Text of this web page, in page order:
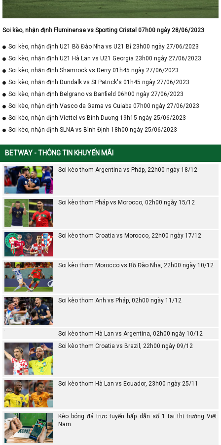
Soi kèo, nhận định Fluminense vs Sporting Cristal 07h00 ngày 28/06/2023
Soi kèo, nhận định U21 Bồ Đào Nha vs U21 Bỉ 23h00 ngày 27/06/2023
Soi kèo, nhận định U21 Hà Lan vs U21 Georgia 23h00 ngày 27/06/2023
Soi kèo, nhận định Shamrock vs Derry 01h45 ngày 27/06/2023
Soi kèo, nhận định Dundalk vs St Patrick's 01h45 ngày 27/06/2023
Soi kèo, nhận định Belgrano vs Banfield 06h00 ngày 27/06/2023
Soi kèo, nhận định Vasco da Gama vs Cuiaba 07h00 ngày 27/06/2023
Soi kèo, nhận định Viettel vs Bình Dương 19h15 ngày 25/06/2023
Soi kèo, nhận định SLNA vs Bình Định 18h00 ngày 25/06/2023
BETWAY - THÔNG TIN KHUYẾN MÃI
Soi kèo thơm Argentina vs Pháp, 22h00 ngày 18/12
Soi kèo thơm Pháp vs Morocco, 02h00 ngày 15/12
Soi kèo thơm Croatia vs Morocco, 22h00 ngày 17/12
Soi kèo thơm Morocco vs Bồ Đào Nha, 22h00 ngày 10/12
Soi kèo thơm Anh vs Pháp, 02h00 ngày 11/12
Soi kèo thơm Hà Lan vs Argentina, 02h00 ngày 10/12
Soi kèo thơm Croatia vs Brazil, 22h00 ngày 09/12
Soi kèo thơm Hà Lan vs Ecuador, 23h00 ngày 25/11
Kèo bóng đá trực tuyến hấp dẫn số 1 tại thị trường Việt
Nam